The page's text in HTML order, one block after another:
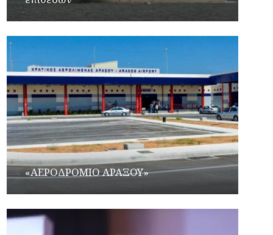
«ΑΕΡΟΔΡΟΜΙΟ ΑΡΑΞΟΥ»